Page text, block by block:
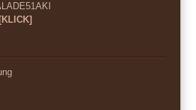
[KLICK]